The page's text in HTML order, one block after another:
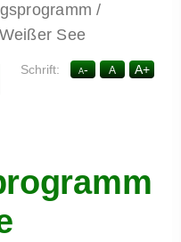
See
A+
A
A-